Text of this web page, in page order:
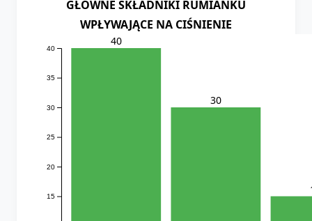
GŁÓWNE SKŁADNIKI RUMIANKU
WPŁYWAJĄCE NA CIŚNIENIE
15
20
25
30
35
40
40
30